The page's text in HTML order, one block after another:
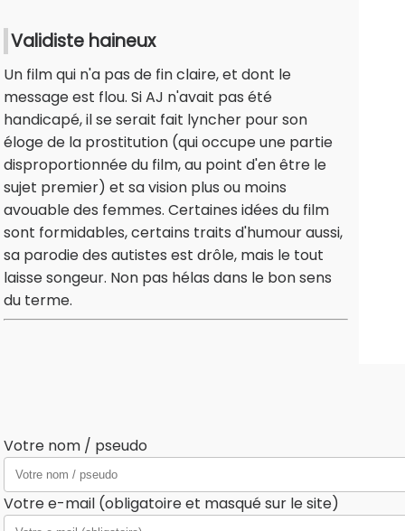
Validiste haineux
Un film qui n'a pas de fin claire, et dont le
message est flou. Si AJ n'avait pas été
handicapé, il se serait fait lyncher pour son
éloge de la prostitution (qui occupe une partie
disproportionnée du film, au point d'en être le
sujet premier) et sa vision plus ou moins
avouable des femmes. Certaines idées du film
sont formidables, certains traits d'humour aussi,
sa parodie des autistes est drôle, mais le tout
laisse songeur. Non pas hélas dans le bon sens
du terme.
Votre nom / pseudo
Votre e-mail (obligatoire et masqué sur le site)